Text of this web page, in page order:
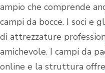
ampio che comprende
campi da bocce. I soci e
di attrezzature
amichevole. I campi da
online e la struttura